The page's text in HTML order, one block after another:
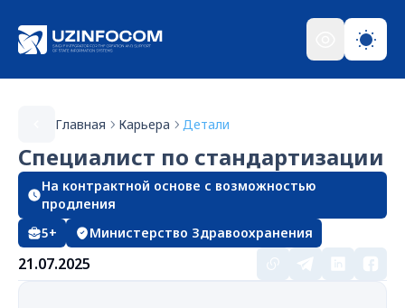
Главная Карьера Детали
Специалист по стандартизации
На контрактной основе с возможностью
продления
5+
Министерство Здравоохранения
21.07.2025